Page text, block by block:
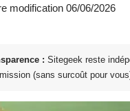
modification 06/06/2026
: Sitegeek reste
(sans surcoût pour